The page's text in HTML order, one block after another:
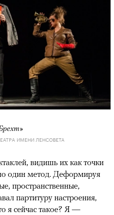
ИМЕНИ ЛЕНСОВЕТА
видишь их как точки
один метод. Деформируя
пространственные,
партитуру настроения,
я сейчас такое? Я —